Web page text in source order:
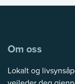
Om oss
Lokalt og